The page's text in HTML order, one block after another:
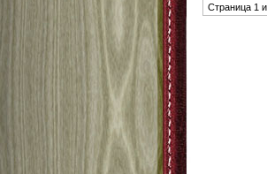
Страница 1